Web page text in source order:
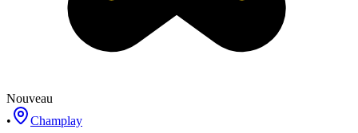
Nouveau
•
Champlay